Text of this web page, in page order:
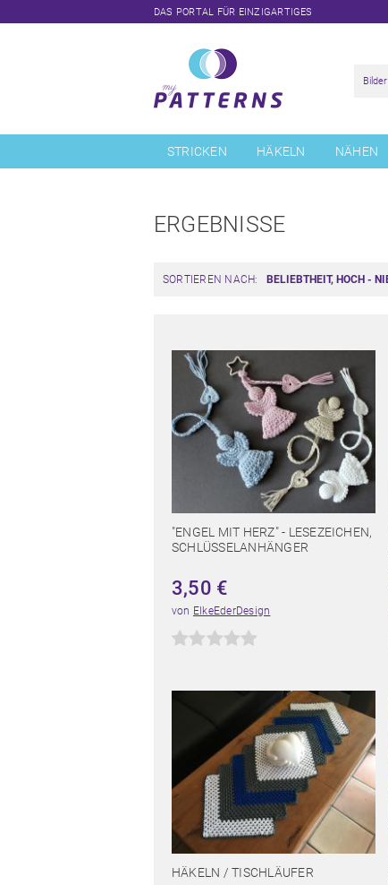
DAS PORTAL FÜR EINZIGARTIGES
überspringen
STRICKEN HÄKELN NÄHEN
ERGEBNISSE
SORTIEREN NACH:
"ENGEL MIT HERZ" - LESEZEICHEN,
SCHLÜSSELANHÄNGER
3,50 €
von ElkeEderDesign
HÄKELN / TISCHLÄUFER